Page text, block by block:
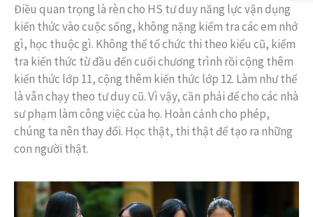
Điều quan trọng là rèn cho HS tư duy năng lực vận dụng
kiến thức vào cuộc sống, không nặng kiểm tra các em nhớ
gì, học thuộc gì. Không thể tổ chức thi theo kiểu cũ, kiểm
tra kiến thức từ đầu đến cuối chương trình rồi cộng thêm
kiến thức lớp 11, cộng thêm kiến thức lớp 12. Làm như thế
là vẫn chạy theo tư duy cũ. Vì vậy, cần phải để cho các nhà
sư phạm làm công việc của họ. Hoàn cảnh cho phép,
chúng ta nên thay đổi. Học thật, thi thật để tạo ra những
con người thật.